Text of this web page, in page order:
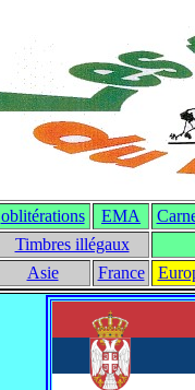
oblitérations EMA
Timbres illégaux
Asie France